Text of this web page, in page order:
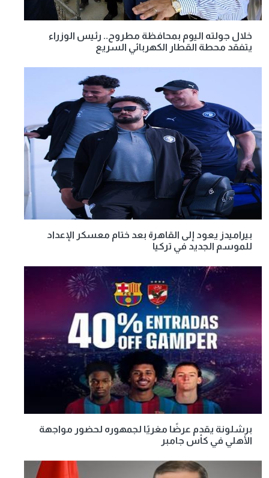
خلال جولته اليوم بمحافظة مطروح.. رئيس الوزراء
يتفقد محطة القطار الكهربائي السريع
بيراميدز يعود إلى القاهرة بعد ختام معسكر الإعداد
للموسم الجديد في تركيا
برشلونة يقدم عرضًا مغريًا لجمهوره لحضور مواجهة
الأهلي في كأس جامبر